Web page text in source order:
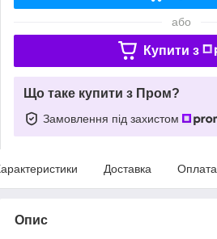
або
Купити з
Що таке купити з Пром?
Замовлення під захистом
Доставка Оплата
Опис